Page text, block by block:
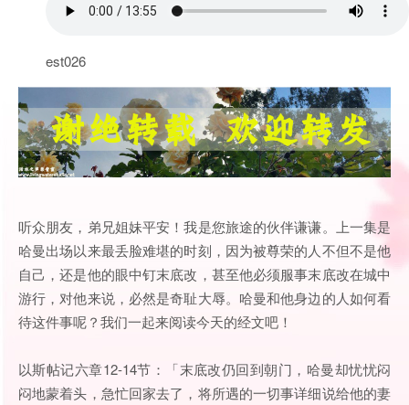
est026
听众朋友，弟兄姐妹平安！我是您旅途的伙伴谦谦。上一集是
哈曼出场以来最丢脸难堪的时刻，因为被尊荣的人不但不是他
自己，还是他的眼中钉末底改，甚至他必须服事末底改在城中
游行，对他来说，必然是奇耻大辱。哈曼和他身边的人如何看
待这件事呢？我们一起来阅读今天的经文吧！
以斯帖记六章12-14节：「末底改仍回到朝门，哈曼却忧忧闷
闷地蒙着头，急忙回家去了，将所遇的一切事详细说给他的妻